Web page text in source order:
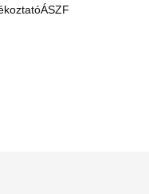
ÁSZF